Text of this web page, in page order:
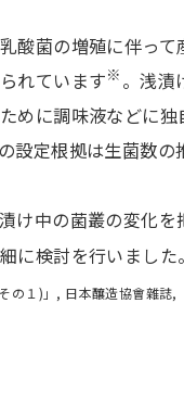
酸菌の増殖に伴っ
れています※ 。浅漬
めに調味液などに
設定根拠は生菌数
け中の菌叢の変化
に検討を行いました。
の１)」, 日本釀造協會雜